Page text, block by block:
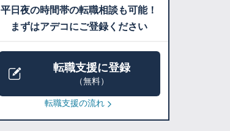
平日夜の時間帯の転職相談も可能！
まずはアデコにご登録ください
転職支援に登録
（無料）
転職支援の流れ